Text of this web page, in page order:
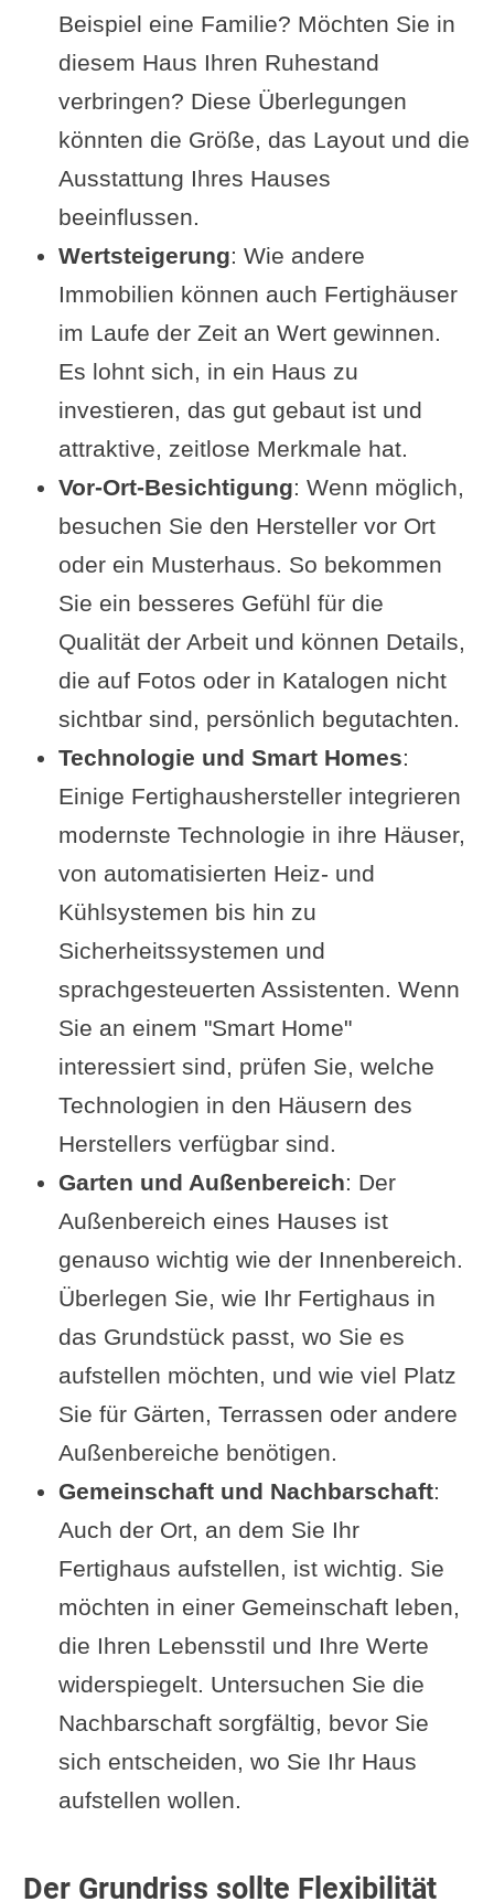
Beispiel eine Familie? Möchten Sie in
diesem Haus Ihren Ruhestand
verbringen? Diese Überlegungen
könnten die Größe, das Layout und die
Ausstattung Ihres Hauses
beeinflussen.
Wertsteigerung: Wie andere
Immobilien können auch Fertighäuser
im Laufe der Zeit an Wert gewinnen.
Es lohnt sich, in ein Haus zu
investieren, das gut gebaut ist und
attraktive, zeitlose Merkmale hat.
Vor-Ort-Besichtigung: Wenn möglich,
besuchen Sie den Hersteller vor Ort
oder ein Musterhaus. So bekommen
Sie ein besseres Gefühl für die
Qualität der Arbeit und können Details,
die auf Fotos oder in Katalogen nicht
sichtbar sind, persönlich begutachten.
Technologie und Smart Homes:
Einige Fertighaushersteller integrieren
modernste Technologie in ihre Häuser,
von automatisierten Heiz- und
Kühlsystemen bis hin zu
Sicherheitssystemen und
sprachgesteuerten Assistenten. Wenn
Sie an einem "Smart Home"
interessiert sind, prüfen Sie, welche
Technologien in den Häusern des
Herstellers verfügbar sind.
Garten und Außenbereich: Der
Außenbereich eines Hauses ist
genauso wichtig wie der Innenbereich.
Überlegen Sie, wie Ihr Fertighaus in
das Grundstück passt, wo Sie es
aufstellen möchten, und wie viel Platz
Sie für Gärten, Terrassen oder andere
Außenbereiche benötigen.
Gemeinschaft und Nachbarschaft:
Auch der Ort, an dem Sie Ihr
Fertighaus aufstellen, ist wichtig. Sie
möchten in einer Gemeinschaft leben,
die Ihren Lebensstil und Ihre Werte
widerspiegelt. Untersuchen Sie die
Nachbarschaft sorgfältig, bevor Sie
sich entscheiden, wo Sie Ihr Haus
aufstellen wollen.
Der Grundriss sollte Flexibilität